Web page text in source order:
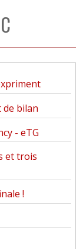
de bilan
- eTG
et trois
!